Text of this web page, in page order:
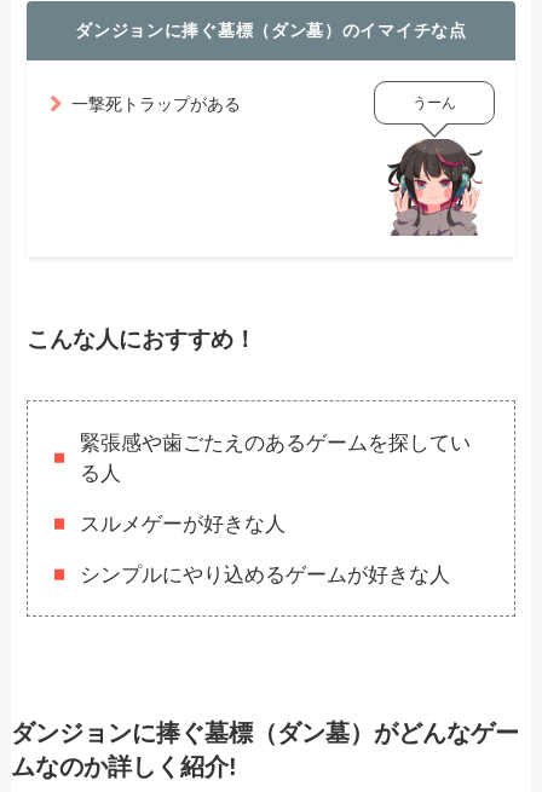
ダンジョンに捧ぐ墓標（ダン墓）のイマイチな点
一撃死トラップがある うーん
こんな人におすすめ！
緊張感や歯ごたえのあるゲームを探してい
る人
スルメゲーが好きな人
シンプルにやり込めるゲームが好きな人
ダンジョンに捧ぐ墓標（ダン墓）がどんなゲー
ムなのか詳しく紹介!